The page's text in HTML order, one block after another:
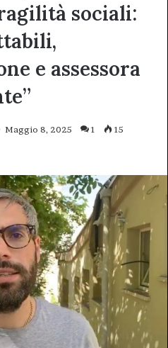
sociali:
e assessora
Maggio 8, 2025 1 15